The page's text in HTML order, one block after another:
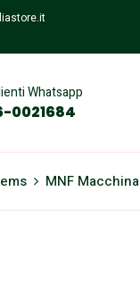
Whatsapp
0021684
MNF